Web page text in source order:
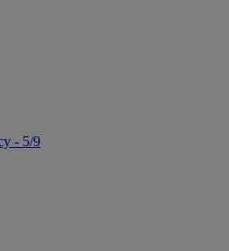
- 5/9